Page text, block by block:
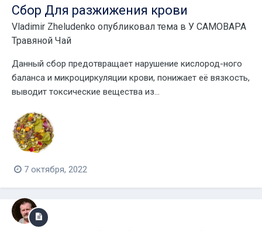
Сбор Для разжижения крови
Vladimir Zheludenko опубликовал тема в У САМОВАРА
Травяной Чай
Данный сбор предотвращает нарушение кислород-ного
баланса и микроциркуляции крови, понижает её вязкость,
выводит токсические вещества из...
7 октября, 2022